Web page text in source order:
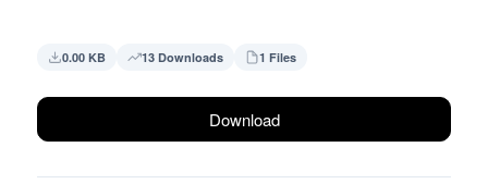
0.00 KB 13 Downloads 1 Files
Download